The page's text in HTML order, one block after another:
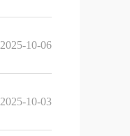
2025-10-06
2025-10-03